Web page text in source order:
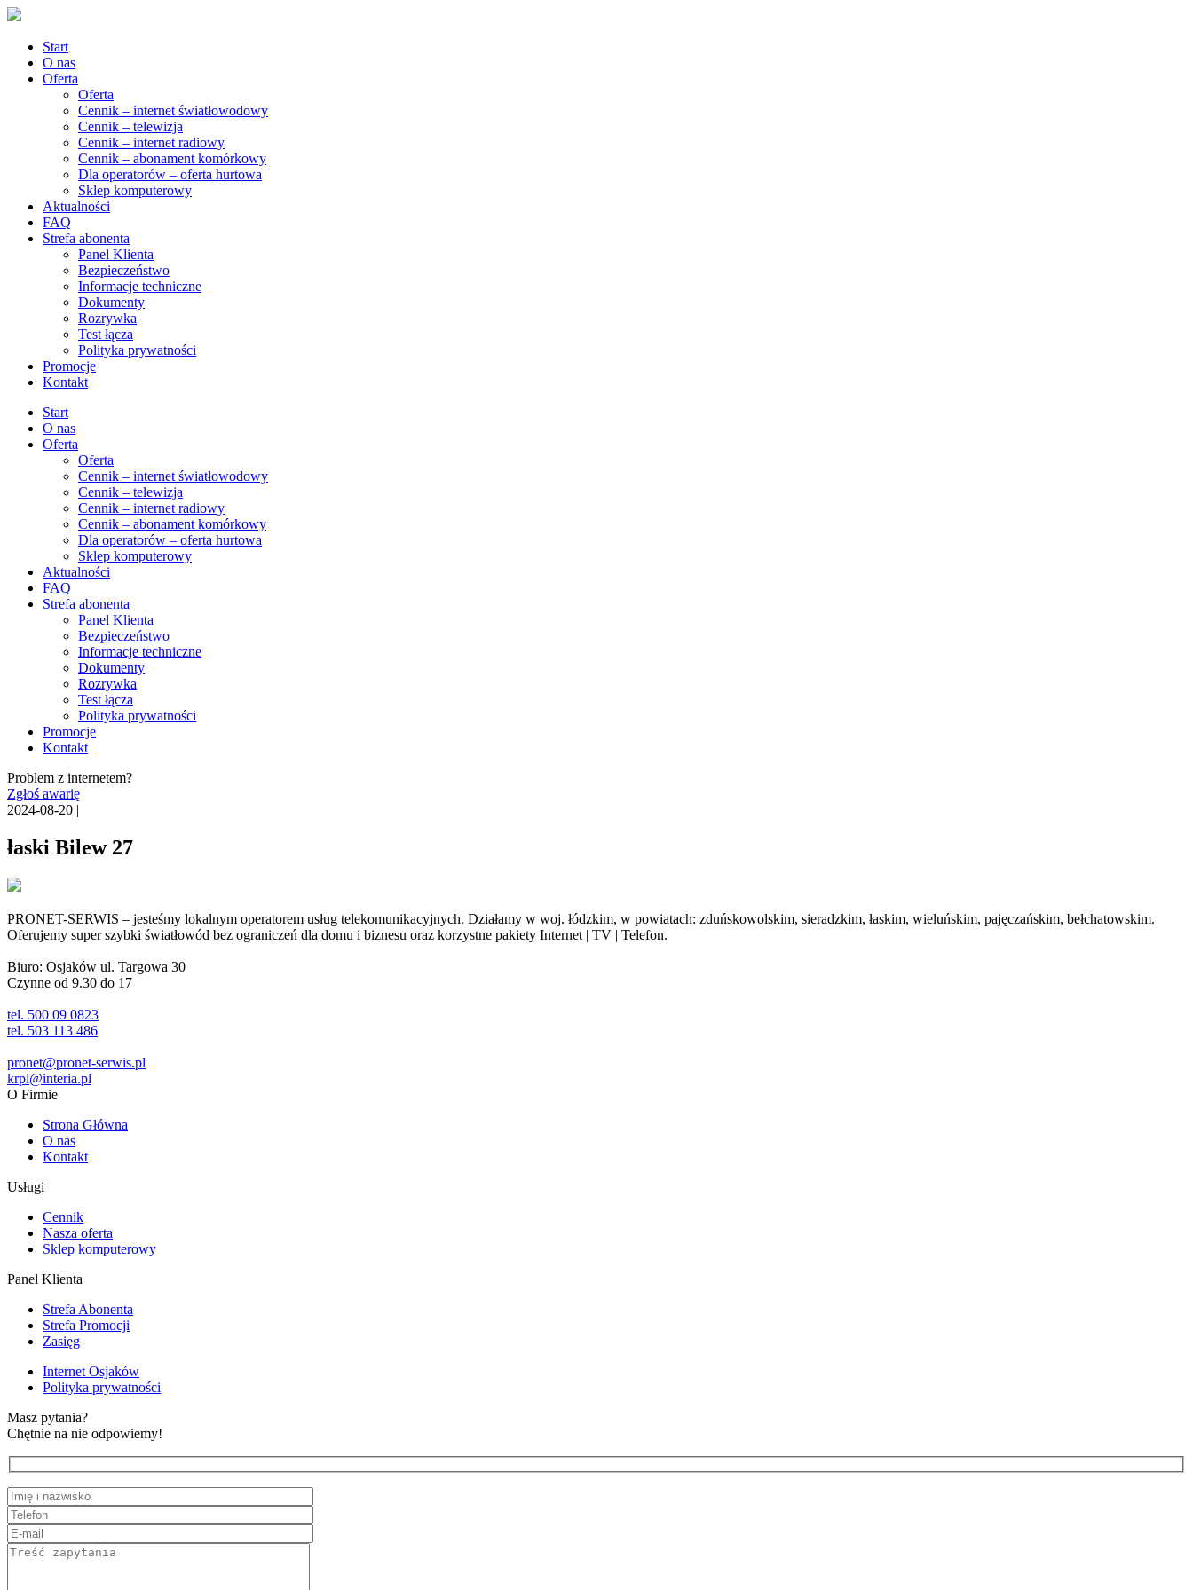
Start
O nas
Oferta
Oferta
Cennik – internet światłowodowy
Cennik – telewizja
Cennik – internet radiowy
Cennik – abonament komórkowy
Dla operatorów – oferta hurtowa
Sklep komputerowy
Aktualności
FAQ
Strefa abonenta
Panel Klienta
Bezpieczeństwo
Informacje techniczne
Dokumenty
Rozrywka
Test łącza
Polityka prywatności
Promocje
Kontakt
Start
O nas
Oferta
Oferta
Cennik – internet światłowodowy
Cennik – telewizja
Cennik – internet radiowy
Cennik – abonament komórkowy
Dla operatorów – oferta hurtowa
Sklep komputerowy
Aktualności
FAQ
Strefa abonenta
Panel Klienta
Bezpieczeństwo
Informacje techniczne
Dokumenty
Rozrywka
Test łącza
Polityka prywatności
Promocje
Kontakt
Problem z internetem?
Zgłoś awarię
2024-08-20 |
łaski Bilew 27
PRONET-SERWIS – jesteśmy lokalnym operatorem usług telekomunikacyjnych. Działamy w woj. łódzkim, w powiatach: zduńskowolskim, sieradzkim, łaskim, wieluńskim, pajęczańskim, bełchatowskim.
Oferujemy super szybki światłowód bez ograniczeń dla domu i biznesu oraz korzystne pakiety Internet | TV | Telefon.
Biuro: Osjaków ul. Targowa 30
Czynne od 9.30 do 17
tel. 500 09 0823
tel. 503 113 486
pronet@pronet-serwis.pl
krpl@interia.pl
O Firmie
Strona Główna
O nas
Kontakt
Usługi
Cennik
Nasza oferta
Sklep komputerowy
Panel Klienta
Strefa Abonenta
Strefa Promocji
Zasięg
Internet Osjaków
Polityka prywatności
Masz pytania?
Chętnie na nie odpowiemy!